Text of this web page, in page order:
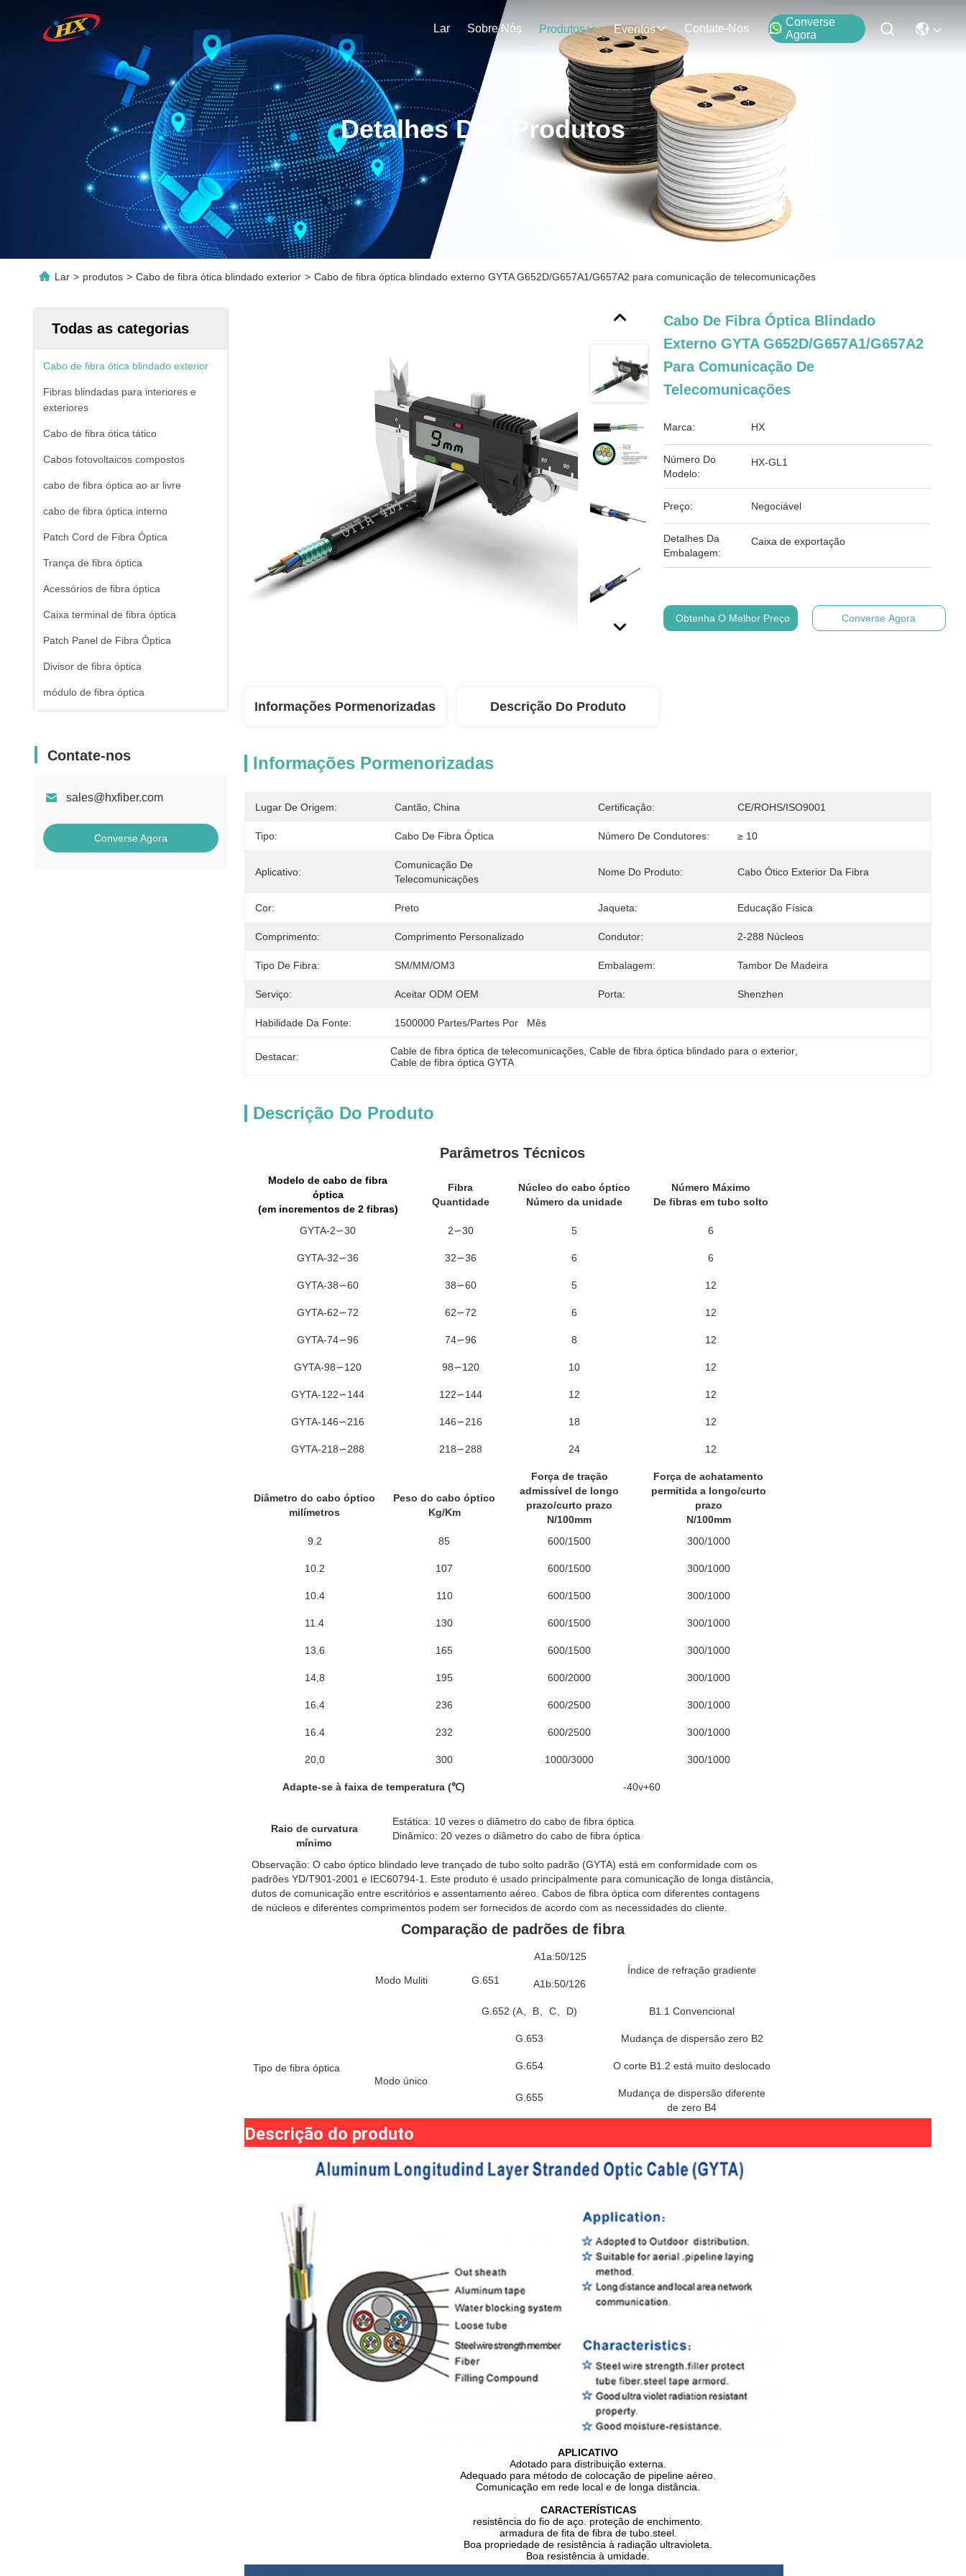
Lar Sobre Nós Produtos Eventos Contate-Nos
Converse
Agora
Detalhes Dos Produtos
Lar > produtos > Cabo de fibra ótica blindado exterior > Cabo de fibra óptica blindado externo GYTA G652D/G657A1/G657A2 para comunicação de telecomunicações
Todas as categorias
Cabo de fibra ótica blindado exterior
Fibras blindadas para interiores e
exteriores
Cabo de fibra ótica tático
Cabos fotovoltaicos compostos
cabo de fibra óptica ao ar livre
cabo de fibra óptica interno
Patch Cord de Fibra Óptica
Trança de fibra óptica
Acessórios de fibra óptica
Caixa terminal de fibra óptica
Patch Panel de Fibra Óptica
Divisor de fibra óptica
módulo de fibra óptica
Contate-nos
sales@hxfiber.com
Converse Agora
Cabo De Fibra Óptica Blindado
Externo GYTA G652D/G657A1/G657A2
Para Comunicação De
Telecomunicações
Marca: HX
Número Do
Modelo:
HX-GL1
Preço: Negociável
Detalhes Da
Embalagem:
Caixa de exportação
Obtenha O Melhor Preço Converse Agora
Informações Pormenorizadas Descrição Do Produto
Informações Pormenorizadas
Lugar De Origem: Cantão, China Certificação: CE/ROHS/ISO9001
Tipo: Cabo De Fibra Óptica Número De Condutores: ≥ 10
Aplicativo:
Comunicação De
Telecomunicações
Nome Do Produto: Cabo Ótico Exterior Da Fibra
Cor: Preto Jaqueta: Educação Física
Comprimento: Comprimento Personalizado Condutor: 2-288 Núcleos
Tipo De Fibra: SM/MM/OM3 Embalagem: Tambor De Madeira
Serviço: Aceitar ODM OEM Porta: Shenzhen
Habilidade Da Fonte: 1500000 Partes/partes Por   Mês
Destacar: Cable de fibra óptica de telecomunicações , Cable de fibra óptica blindado para o exterior
Cable de fibra óptica GYTA
Descrição Do Produto
Parâmetros Técnicos
Modelo de cabo de fibra
óptica
(em incrementos de 2 fibras)
Fibra
Quantidade
Núcleo do cabo óptico
Número da unidade
Número Máximo
De fibras em tubo solto
GYTA-2∽30 2∽30 5 6
GYTA-32∽36 32∽36 6 6
GYTA-38∽60 38∽60 5 12
GYTA-62∽72 62∽72 6 12
GYTA-74∽96 74∽96 8 12
GYTA-98∽120 98∽120 10 12
GYTA-122∽144 122∽144 12 12
GYTA-146∽216 146∽216 18 12
GYTA-218∽288 218∽288 24 12
Diâmetro do cabo óptico
milímetros
Peso do cabo óptico
Kg/Km
Força de tração
admissível de longo
prazo/curto prazo
N/100mm
Força de achatamento
permitida a longo/curto
prazo
N/100mm
9.2
85 600/1500 300/1000
10.2 107 600/1500 300/1000
10.4 110 600/1500 300/1000
11.4 130 600/1500 300/1000
13.6 165 600/1500 300/1000
14,8 195 600/2000 300/1000
16.4 236 600/2500 300/1000
16.4 232 600/2500 300/1000
20,0 300 1000/3000 300/1000
Adapte-se à faixa de temperatura (℃) -40v+60
Raio de curvatura
mínimo
Estática: 10 vezes o diâmetro do cabo de fibra óptica
Dinâmico: 20 vezes o diâmetro do cabo de fibra óptica
Observação: O cabo óptico blindado leve trançado de tubo solto padrão (GYTA) está em conformidade com os
padrões YD/T901-2001 e IEC60794-1. Este produto é usado principalmente para comunicação de longa distância,
dutos de comunicação entre escritórios e assentamento aéreo. Cabos de fibra óptica com diferentes contagens
de núcleos e diferentes comprimentos podem ser fornecidos de acordo com as necessidades do cliente.
Comparação de padrões de fibra
Tipo de fibra óptica
Modo Muliti G.651
A1a:50/125
Índice de refração gradiente
A1b:50/126
Modo único
G.652 (A、B、C、D) B1.1 Convencional
G.653 Mudança de dispersão zero B2
G.654 O corte B1.2 está muito deslocado
G.655
Mudança de dispersão diferente
de zero B4
Descrição do produto
APLICATIVO
Adotado para distribuição externa.
Adequado para método de colocação de pipeline aéreo.
Comunicação em rede local e de longa distância.
CARACTERÍSTICAS
resistência do fio de aço. proteção de enchimento.
armadura de fita de fibra de tubo.steel.
Boa propriedade de resistência à radiação ultravioleta.
Boa resistência à umidade.